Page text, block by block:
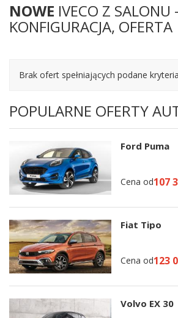
NOWE IVECO Z SALONU
KONFIGURACJA, OFERTA
Brak ofert spełniających podane
POPULARNE OFERTY
Ford Puma
Cena od107
Fiat Tipo
Cena od123
Volvo EX 30